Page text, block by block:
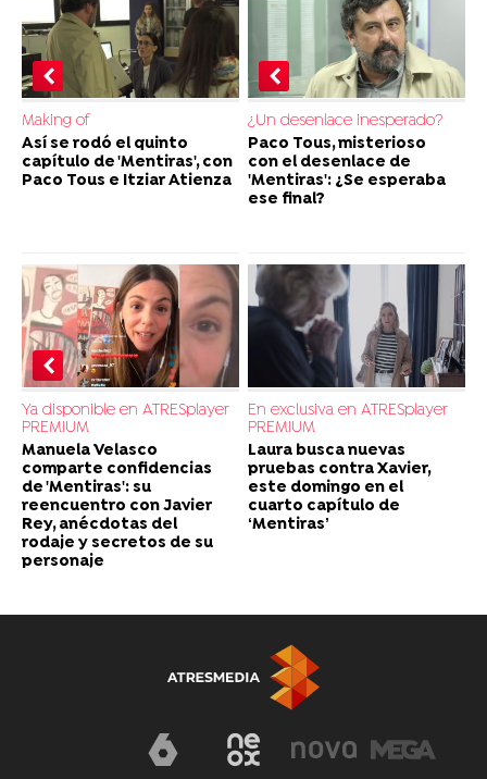
Making of
Así se rodó el quinto
capítulo de 'Mentiras', con
Paco Tous e Itziar Atienza
¿Un desenlace inesperado?
Paco Tous, misterioso
con el desenlace de
'Mentiras': ¿Se esperaba
ese final?
Ya disponible en ATRESplayer
PREMIUM
Manuela Velasco
comparte confidencias
de 'Mentiras': su
reencuentro con Javier
Rey, anécdotas del
rodaje y secretos de su
personaje
En exclusiva en ATRESplayer
PREMIUM
Laura busca nuevas
pruebas contra Xavier,
este domingo en el
cuarto capítulo de
‘Mentiras’